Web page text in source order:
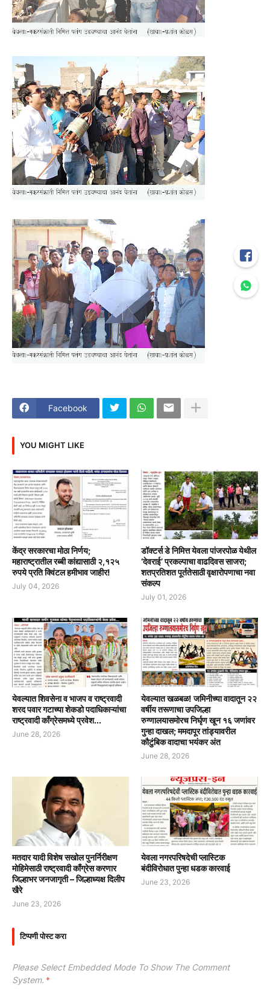
Facebook
YOU MIGHT LIKE
केंद्र सरकारचा मोठा निर्णय;
महाराष्ट्रातील रब्बी कांद्यासाठी २,१२५
रुपये प्रति क्विंटल हमीभाव जाहीर!
July 04, 2026
डॉक्टर्स डे निमित्त येवला पांजरपोळ येथील
‘देवराई’ प्रकल्पाचा वाढदिवस साजरा;
शतप्रतिशत पूर्ततेसाठी वृक्षारोपणाचा नवा
संकल्प
July 01, 2026
येवल्यात शिवसेना व भाजप व राष्ट्रवादी
शरद पवार गटाच्या शेकडो पदाधिकाऱ्यांचा
राष्ट्रवादी काँग्रेसमध्ये प्रवेश...
June 28, 2026
येवल्यात खळबळ! जमिनीच्या वादातून २२
वर्षीय तरूणाचा उपजिल्हा
रुग्णालयासमोरच निर्घृण खून १६ जणांवर
गुन्हा दाखल; ममदापूर तांड्यावरील
कौटुंबिक वादाचा भयंकर अंत
June 28, 2026
मतदार यादी विशेष सखोल पुनर्निरीक्षण
मोहिमेसाठी राष्ट्रवादी काँग्रेस करणार
जिल्हाभर जनजागृती – जिल्हाध्यक्ष दिलीप
खैरे
June 23, 2026
येवला नगरपरिषदेची प्लास्टिक
बंदीविरोधात पुन्हा धडक कारवाई
June 23, 2026
टिप्पणी पोस्ट करा
Please Select Embedded Mode To Show The Comment
System. *